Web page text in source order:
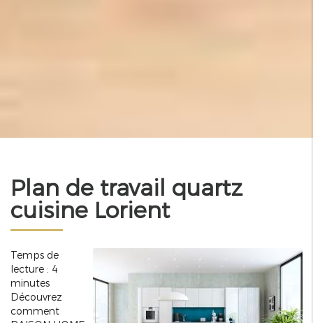
Plan de travail quartz
cuisine Lorient
Temps de
lecture : 4
minutes
Découvrez
comment